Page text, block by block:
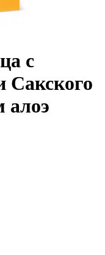
с
Сакского
алоэ